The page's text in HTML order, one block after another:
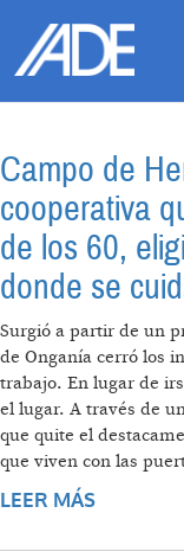
Campo de
cooperativa
de los 60,
donde se
Surgió a partir de un
de Onganía cerró los
trabajo. En lugar de
el lugar. A través de
que quite el
que viven con las
LEER MÁS